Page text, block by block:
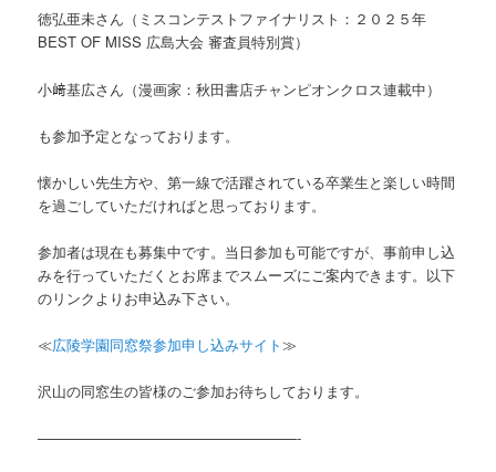
徳弘亜未さん（ミスコンテストファイナリスト：２０２５年
BEST OF MISS 広島大会 審査員特別賞）
小﨑基広さん（漫画家：秋田書店チャンピオンクロス連載中）
も参加予定となっております。
懐かしい先生方や、第一線で活躍されている卒業生と楽しい時間
を過ごしていただければと思っております。
参加者は現在も募集中です。当日参加も可能ですが、事前申し込
みを行っていただくとお席までスムーズにご案内できます。以下
のリンクよりお申込み下さい。
≪広陵学園同窓祭参加申し込みサイト≫
沢山の同窓生の皆様のご参加お待ちしております。
——————————————————-